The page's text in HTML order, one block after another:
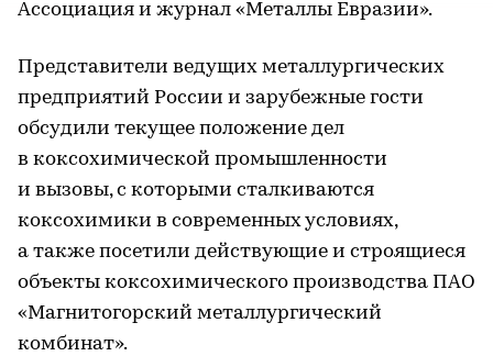
Ассоциация и журнал «Металлы Евразии».
Представители ведущих металлургических
предприятий России и зарубежные гости
обсудили текущее положение дел
в коксохимической промышленности
и вызовы, с которыми сталкиваются
коксохимики в современных условиях,
а также посетили действующие и строящиеся
объекты коксохимического производства ПАО
«Магнитогорский металлургический
комбинат».